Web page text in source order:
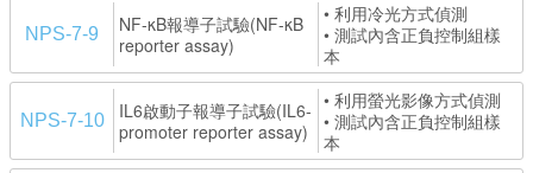
NPS-7-9
NF-κB報導子試驗(NF-κB
reporter assay)
• 利用冷光方式偵測
• 測試內含正負控制組樣
本
NPS-7-10
IL6啟動子報導子試驗(IL6-
promoter reporter assay)
• 利用螢光影像方式偵測
• 測試內含正負控制組樣
本